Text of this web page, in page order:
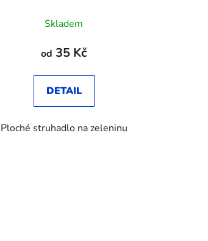
Skladem
od 35 Kč
DETAIL
Ploché struhadlo na zeleninu